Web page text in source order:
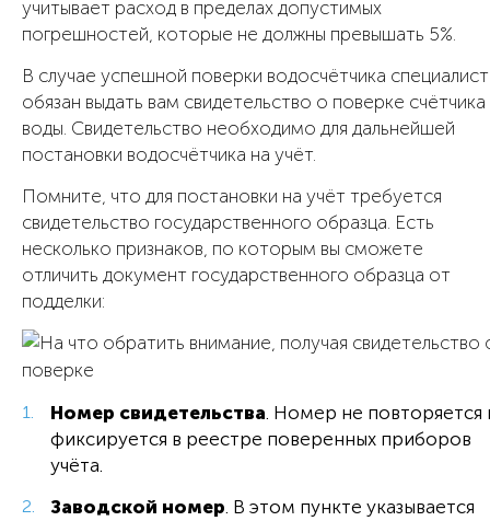
учитывает расход в пределах допустимых
погрешностей, которые не должны превышать 5%.
В случае успешной поверки водосчётчика специалист
обязан выдать вам свидетельство о поверке счётчика
воды. Свидетельство необходимо для дальнейшей
постановки водосчётчика на учёт.
Помните, что для постановки на учёт требуется
свидетельство государственного образца. Есть
несколько признаков, по которым вы сможете
отличить документ государственного образца от
подделки:
Номер свидетельства. Номер не повторяется
фиксируется в реестре поверенных приборов
учёта.
Заводской номер. В этом пункте указывается